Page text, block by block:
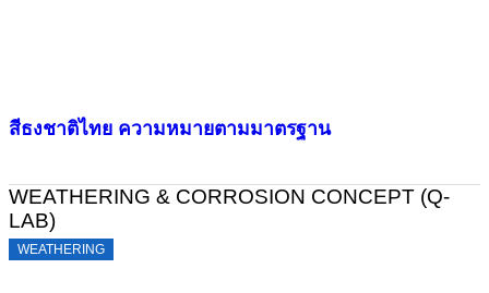
สีธงชาติไทย ความหมายตามมาตรฐาน
WEATHERING & CORROSION CONCEPT (Q-
LAB)
WEATHERING